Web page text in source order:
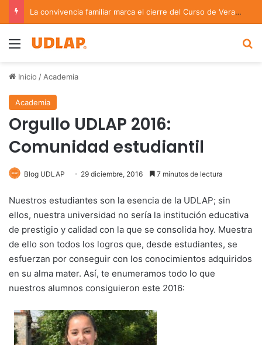
La convivencia familiar marca el cierre del Curso de Verano de Escuelas Aztecas
Menu
Inicio / Academia
Academia
Orgullo UDLAP 2016:
Comunidad estudiantil
Blog UDLAP 29 diciembre, 2016 7 minutos de lectura
Nuestros estudiantes son la esencia de la UDLAP; sin
ellos, nuestra universidad no sería la institución educativa
de prestigio y calidad con la que se consolida hoy. Muestra
de ello son todos los logros que, desde estudiantes, se
esfuerzan por conseguir con los conocimientos adquiridos
en su alma mater. Así, te enumeramos todo lo que
nuestros alumnos consiguieron este 2016: